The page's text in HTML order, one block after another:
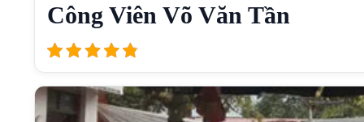
Công Viên Võ Văn Tần